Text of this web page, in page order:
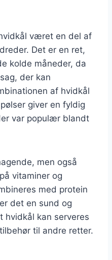
været en del af
Det er en ret,
kolde måneder, da
der kan
af hvidkål
giver en fyldig
var populær blandt
men også
vitaminer og
med protein
det en sund og
kan serveres
til andre retter.